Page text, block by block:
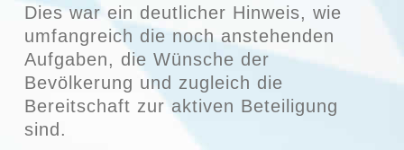
Dies war ein deutlicher Hinweis, wie
umfangreich die noch anstehenden
Aufgaben, die Wünsche der
Bevölkerung und zugleich die
Bereitschaft zur aktiven Beteiligung
sind.